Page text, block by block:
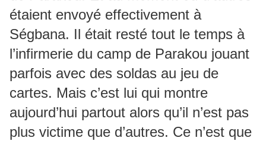
étaient envoyé effectivement à
Ségbana. Il était resté tout le temps à
l’infirmerie du camp de Parakou jouant
parfois avec des soldas au jeu de
cartes. Mais c’est lui qui montre
aujourd’hui partout alors qu’il n’est pas
plus victime que d’autres. Ce n’est que